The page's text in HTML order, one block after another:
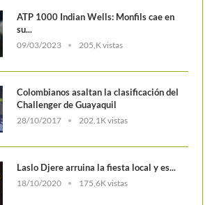
Colombianos asaltan la clasificación del
Challenger de Guayaquil
28/10/2017 202,1K vistas
Laslo Djere arruina la fiesta local y es...
18/10/2020 175,6K vistas
Wimbledon 2024 repartirá 50 millones
de libras en...